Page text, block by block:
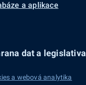
a aplikace
dat a legislativa
a webová analytika